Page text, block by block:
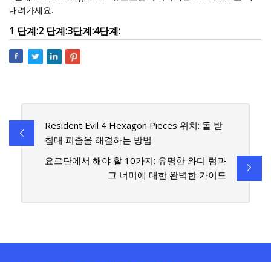
내려가세요.
1 단계:2 단계:3단계:4단계:
Resident Evil 4 Hexagon Pieces 위치: 돌 받
침대 퍼즐을 해결하는 방법
요르단에서 해야 할 10가지: 유명한 와디 럼과
그 너머에 대한 완벽한 가이드